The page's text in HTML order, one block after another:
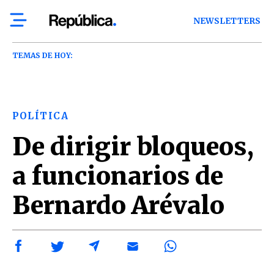
NEWSLETTERS
TEMAS DE HOY:
POLÍTICA
De dirigir bloqueos,
a funcionarios de
Bernardo Arévalo